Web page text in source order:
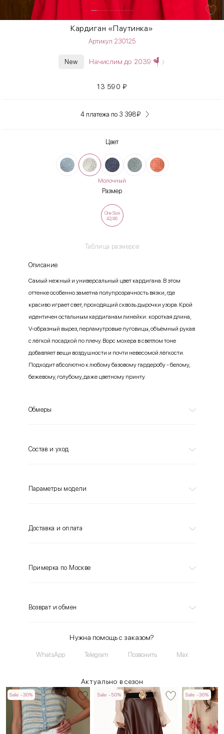
Кардиган «Паутинка»
Артикул 230125
New Начислим до 2039
13 590₽
4 платежа по 3 398₽
Цвет
Молочный
Размер
Таблица размеров
One Size
42/46
Описание
Самый нежный и универсальный цвет кардигана. В этом
оттенке особенно заметна полупрозрачность вязки, где
красиво играет свет, проходящий сквозь дырочки узора. Крой
идентичен остальным кардиганам линейки: короткая длина,
V-образный вырез, перламутровые пуговицы, объёмный рукав
с лёгкой посадкой по плечу. Ворс мохера в светлом тоне
добавляет вещи воздушности и почти невесомой лёгкости.
Подходит абсолютно к любому базовому гардеробу - белому,
бежевому, голубому, даже цветному принту.
Обмеры
Состав и уход
Параметры модели
Доставка и оплата
Примерка по Москве
Возврат и обмен
Нужна помощь с заказом?
WhatsApp Telegram Позвонить Max
Актуально в сезон
Sale -30% Sale -50% Sale -30%